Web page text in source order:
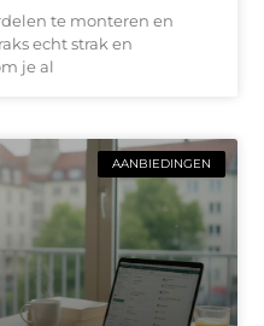
te monteren en
echt strak en
je al
AANBIEDINGEN